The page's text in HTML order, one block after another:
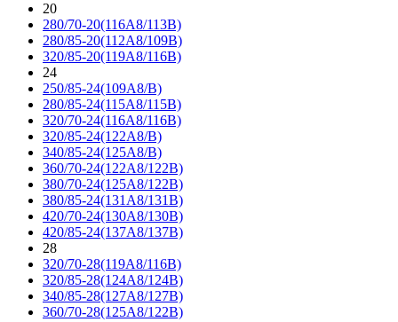
20
280/70-20(116A8/113B)
280/85-20(112A8/109B)
320/85-20(119A8/116B)
24
250/85-24(109A8/B)
280/85-24(115A8/115B)
320/70-24(116A8/116B)
320/85-24(122A8/B)
340/85-24(125A8/B)
360/70-24(122A8/122B)
380/70-24(125A8/122B)
380/85-24(131A8/131B)
420/70-24(130A8/130B)
420/85-24(137A8/137B)
28
320/70-28(119A8/116B)
320/85-28(124A8/124B)
340/85-28(127A8/127B)
360/70-28(125A8/122B)